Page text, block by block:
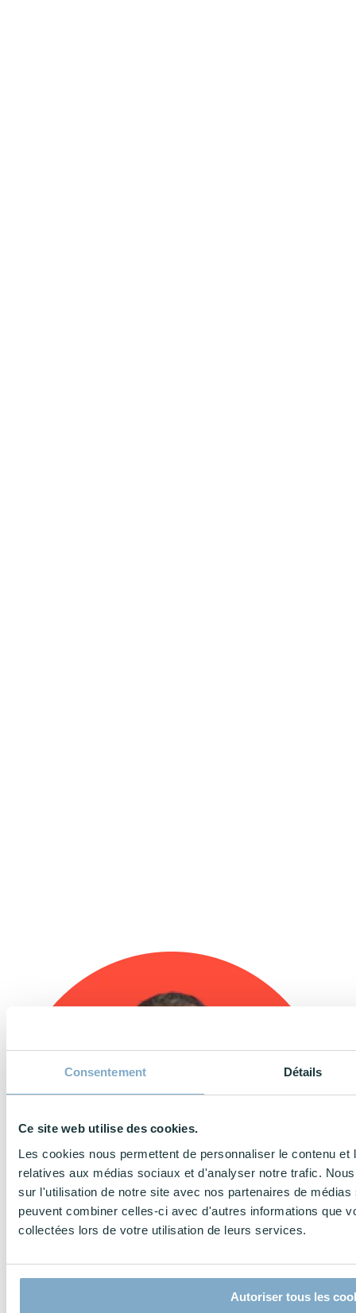
Consentement Détails
Ce site web utilise des cookies.
Les cookies nous permettent de personnaliser le contenu
relatives aux médias sociaux et d'analyser notre trafic.
sur l'utilisation de notre site avec nos partenaires de
peuvent combiner celles-ci avec d'autres informations que
collectées lors de votre utilisation de leurs services.
Autoriser tous les